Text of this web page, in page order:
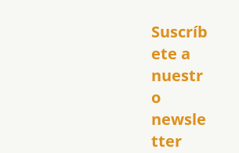
Suscríb
ete a
nuestr
o
newsle
tter